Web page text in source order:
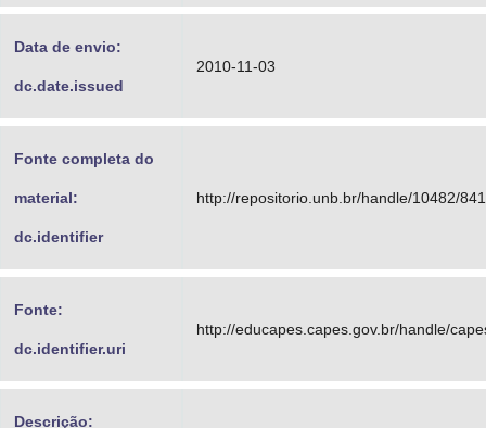
Data de envio:
dc.date.issued
2010-11-03
Fonte completa do
material:
dc.identifier
http://repositorio.unb.br/handle/10482/
Fonte:
dc.identifier.uri
http://educapes.capes.gov.br/handle/
Descrição: